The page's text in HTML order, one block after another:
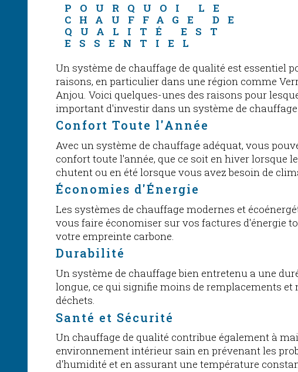
POURQUOI LE
CHAUFFAGE DE
QUALITÉ EST
ESSENTIEL
Un système de chauffage de qualité est essentiel
raisons, en particulier dans une région comme
Anjou. Voici quelques-unes des raisons pour
important d'investir dans un système de chauffage
Confort Toute l'Année
Avec un système de chauffage adéquat, vous
confort toute l'année, que ce soit en hiver lorsque
chutent ou en été lorsque vous avez besoin de
Économies d'Énergie
Les systèmes de chauffage modernes et
vous faire économiser sur vos factures d'énergie
votre empreinte carbone.
Durabilité
Un système de chauffage bien entretenu a une
longue, ce qui signifie moins de remplacements et
déchets.
Santé et Sécurité
Un chauffage de qualité contribue également à
environnement intérieur sain en prévenant les
d'humidité et en assurant une température